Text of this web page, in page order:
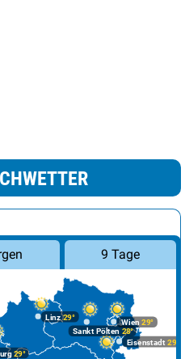
9 Tage
Linz29°
29°
Wien 29°
Eisenstadt 29°
Sankt Pölten 28°